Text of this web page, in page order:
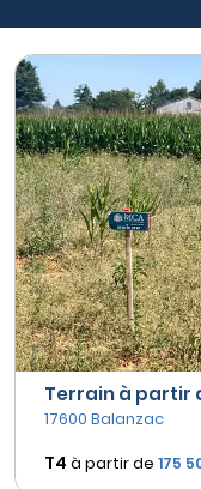
Terrain à partir
17600 Balanzac
T4 à partir de 175